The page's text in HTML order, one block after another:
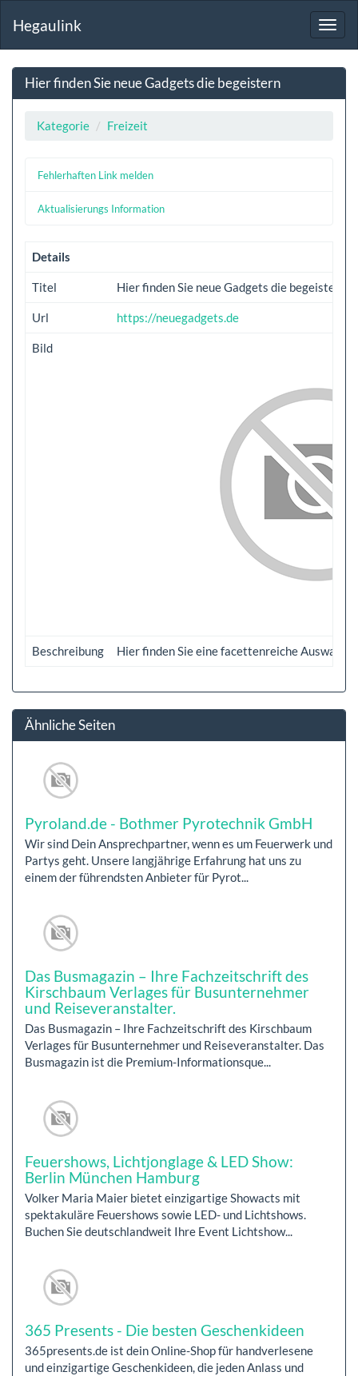
Hegaulink
Hier finden Sie neue Gadgets die begeistern
Kategorie Freizeit
Fehlerhaften Link melden
Aktualisierungs Information
Details
Titel Hier finden Sie neue Gadgets die begeistern
Url https://neuegadgets.de
Bild
Beschreibung Hier finden Sie eine facettenreiche Auswahl
Ähnliche Seiten
Pyroland.de - Bothmer Pyrotechnik GmbH
Wir sind Dein Ansprechpartner, wenn es um Feuerwerk und
Partys geht. Unsere langjährige Erfahrung hat uns zu
einem der führendsten Anbieter für Pyrot...
Das Busmagazin – Ihre Fachzeitschrift des
Kirschbaum Verlages für Busunternehmer
und Reiseveranstalter.
Das Busmagazin – Ihre Fachzeitschrift des Kirschbaum
Verlages für Busunternehmer und Reiseveranstalter. Das
Busmagazin ist die Premium-Informationsque...
Feuershows, Lichtjonglage & LED Show:
Berlin München Hamburg
Volker Maria Maier bietet einzigartige Showacts mit
spektakuläre Feuershows sowie LED- und Lichtshows.
Buchen Sie deutschlandweit Ihre Event Lichtshow...
365 Presents - Die besten Geschenkideen
365presents.de ist dein Online-Shop für handverlesene
und einzigartige Geschenkideen, die jeden Anlass und